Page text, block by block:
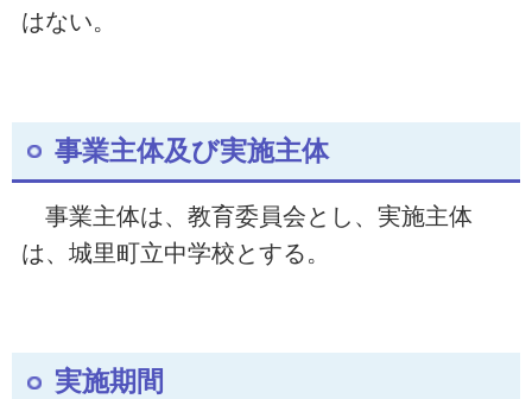
はない。
事業主体及び実施主体
事業主体は、教育委員会とし、実施主体
は、城里町立中学校とする。
実施期間